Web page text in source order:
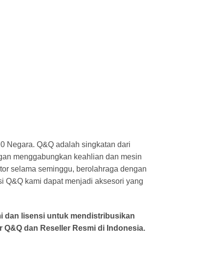
Negara. Q&Q adalah singkatan dari
menggabungkan keahlian dan mesin
selama seminggu, berolahraga dengan
Q&Q kami dapat menjadi aksesori yang
dan lisensi untuk mendistribusikan
dan Reseller Resmi di Indonesia.